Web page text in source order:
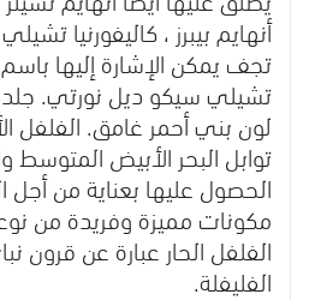
أنهايم بيبرز ، كاليفورنيا
تجف يمكن الإشارة إليها
تشيلي سيكو ديل نورتي.
لون بني أحمر غامق. الفلفل
توابل البحر الأبيض
الحصول عليها بعناية من أجل
مكونات مميزة وفريدة من
الفلفل الحار عبارة عن قرون
الفليفلة.